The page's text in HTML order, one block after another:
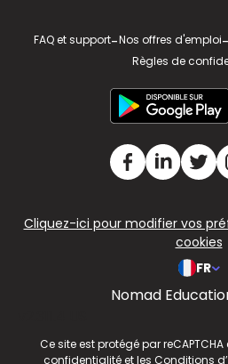
FAQ et support-Nos offres d'emploi-
Règles de
Cliquez-ici pour modifier vos
cookies
FR
Nomad
Ce site est protégé par
confidentialitéet les Conditions